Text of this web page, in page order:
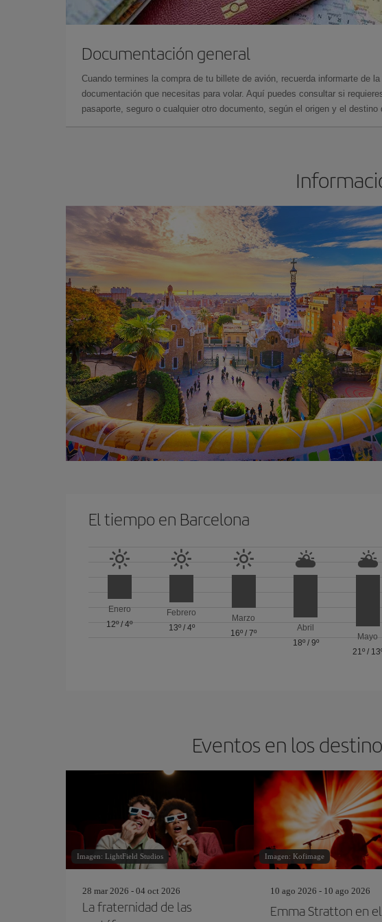
Documentación general
Cuando termines la compra de tu billete de avión, recuerda informarte de la
documentación que necesitas para volar. Aquí puedes consultar si
pasaporte, seguro o cualquier otro documento, según el origen y el destino
El tiempo en Barcelona
Enero
12º/4º
Febrero
13º/ 4º
Marzo
16º /7º
Abril
18º/ 9º
Mayo
21º/
Eventos en los
Imagen: LightField Studios
28 mar 2026 - 04 oct 2026
La fraternidad de las
Imagen: Kofimage
10 ago 2026 - 10 ago 2026
Emma Stratton en el